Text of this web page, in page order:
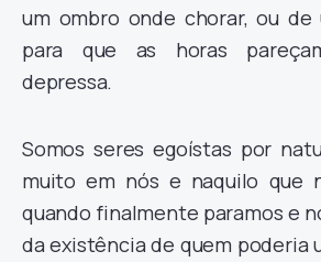
um ombro onde chorar, ou de
para que as horas
depressa.
Somos seres egoístas por
muito em nós e naquilo que
quando finalmente paramos e
da existência de quem poderia